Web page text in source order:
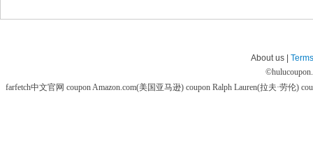
About us |
©
farfetch中文官网 couponAmazon.com(美国亚马逊) coupon Ralph Lauren(拉夫·劳伦)